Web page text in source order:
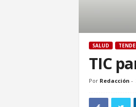
SALUD
TIC
Por Redacción -